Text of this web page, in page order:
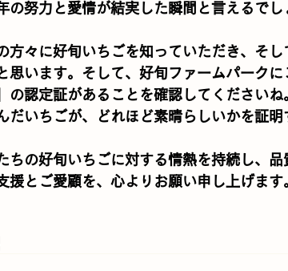
の努力と愛情が結実した瞬間と言えるでし
方々に好旬いちごを知っていただき、そ
思います。そして、好旬ファームパーク
の認定証があることを確認してくださいね
だいちごが、どれほど素晴らしいかを証明
ちの好旬いちごに対する情熱を持続し、品
援とご愛顧を、心よりお願い申し上げます